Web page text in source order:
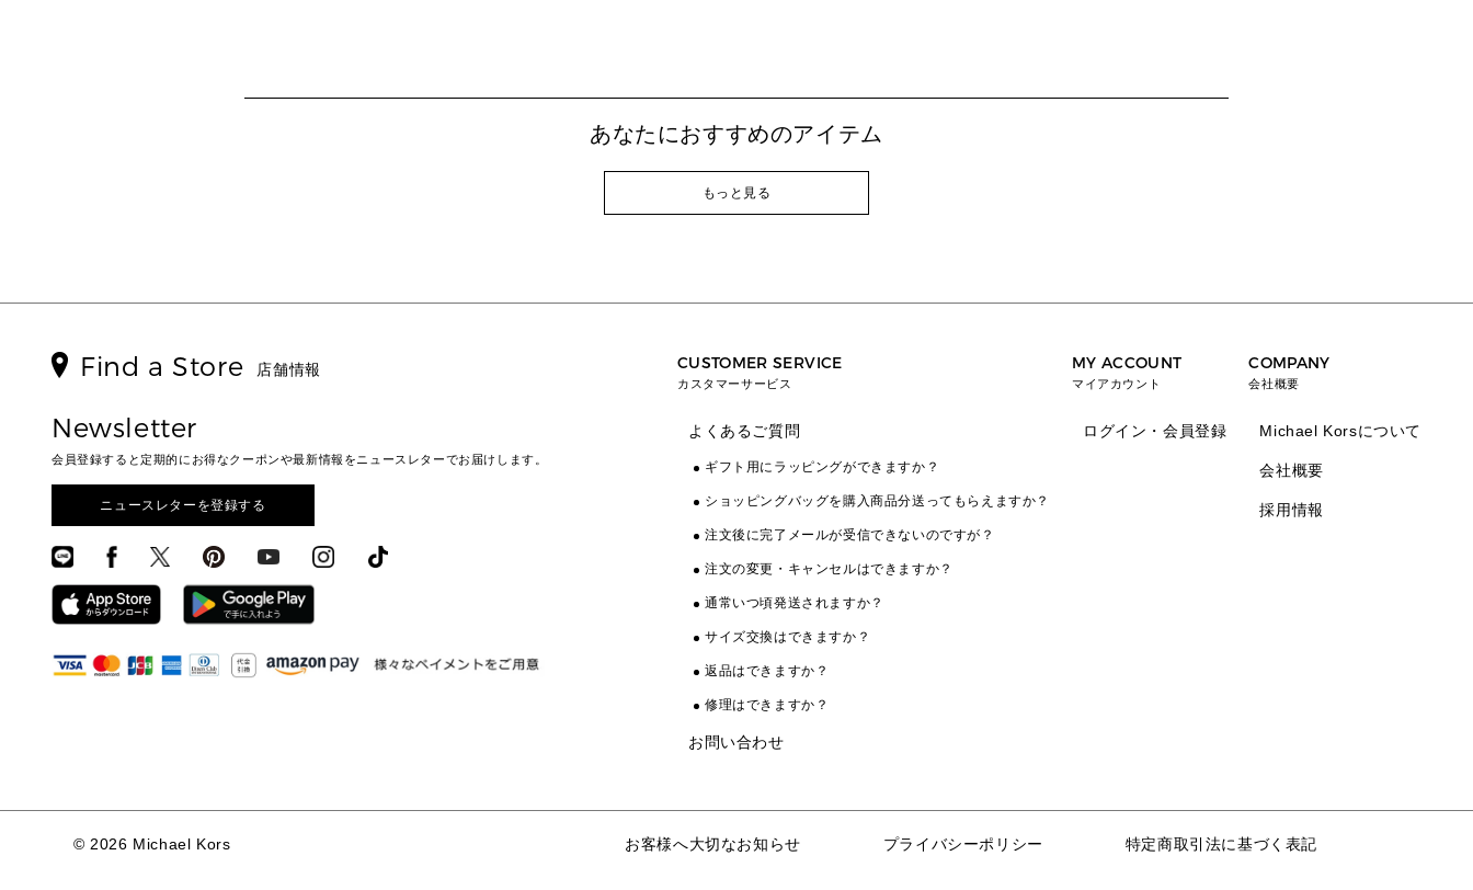
あなたにおすすめのアイテム
もっと見る
Find a Store 店舗情報
Newsletter
会員登録すると定期的にお得なクーポンや最新情報をニュースレターでお届けします。
ニュースレターを登録する
CUSTOMER SERVICE
カスタマーサービス
よくあるご質問
ギフト用にラッピングができますか？
ショッピングバッグを購入商品分送ってもらえますか？
注文後に完了メールが受信できないのですが？
注文の変更・キャンセルはできますか？
通常いつ頃発送されますか？
サイズ交換はできますか？
返品はできますか？
修理はできますか？
お問い合わせ
MY ACCOUNT
マイアカウント
ログイン・会員登録
COMPANY
会社概要
Michael Korsについて
会社概要
採用情報
© 2026 Michael Kors お客様へ大切なお知らせ プライバシーポリシー 特定商取引法に基づく表記